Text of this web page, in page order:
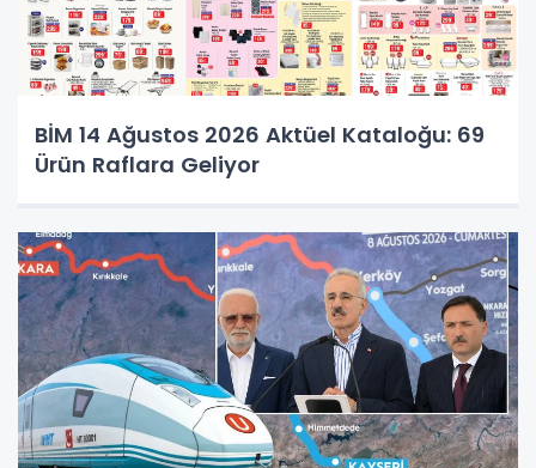
BİM 14 Ağustos 2026 Aktüel Kataloğu: 69
Ürün Raflara Geliyor